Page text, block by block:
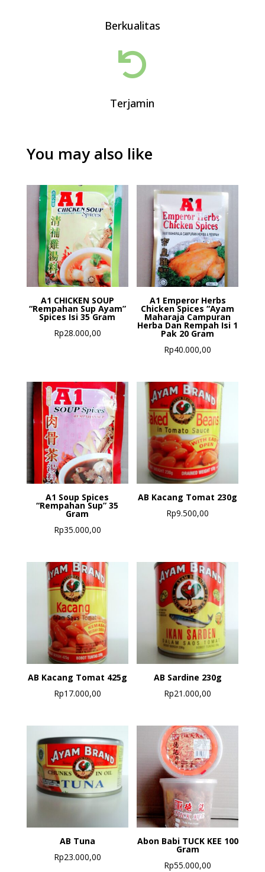
Berkualitas

Terjamin
You may also like
A1 CHICKEN SOUP
“Rempahan Sup Ayam”
Spices Isi 35 Gram
Rp28.000,00
A1 Emperor Herbs
Chicken Spices “Ayam
Maharaja Campuran
Herba Dan Rempah Isi 1
Pak 20 Gram
Rp40.000,00
A1 Soup Spices
“Rempahan Sup” 35
Gram
Rp35.000,00
AB Kacang Tomat 230g
Rp9.500,00
AB Kacang Tomat 425g
Rp17.000,00
AB Sardine 230g
Rp21.000,00
AB Tuna
Rp23.000,00
Abon Babi TUCK KEE 100
Gram
Rp55.000,00